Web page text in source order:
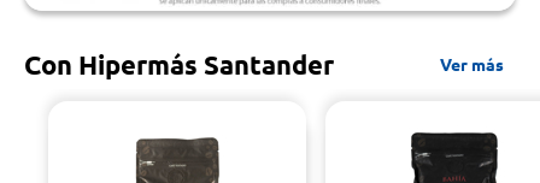
Con Hipermás Santander Ver más